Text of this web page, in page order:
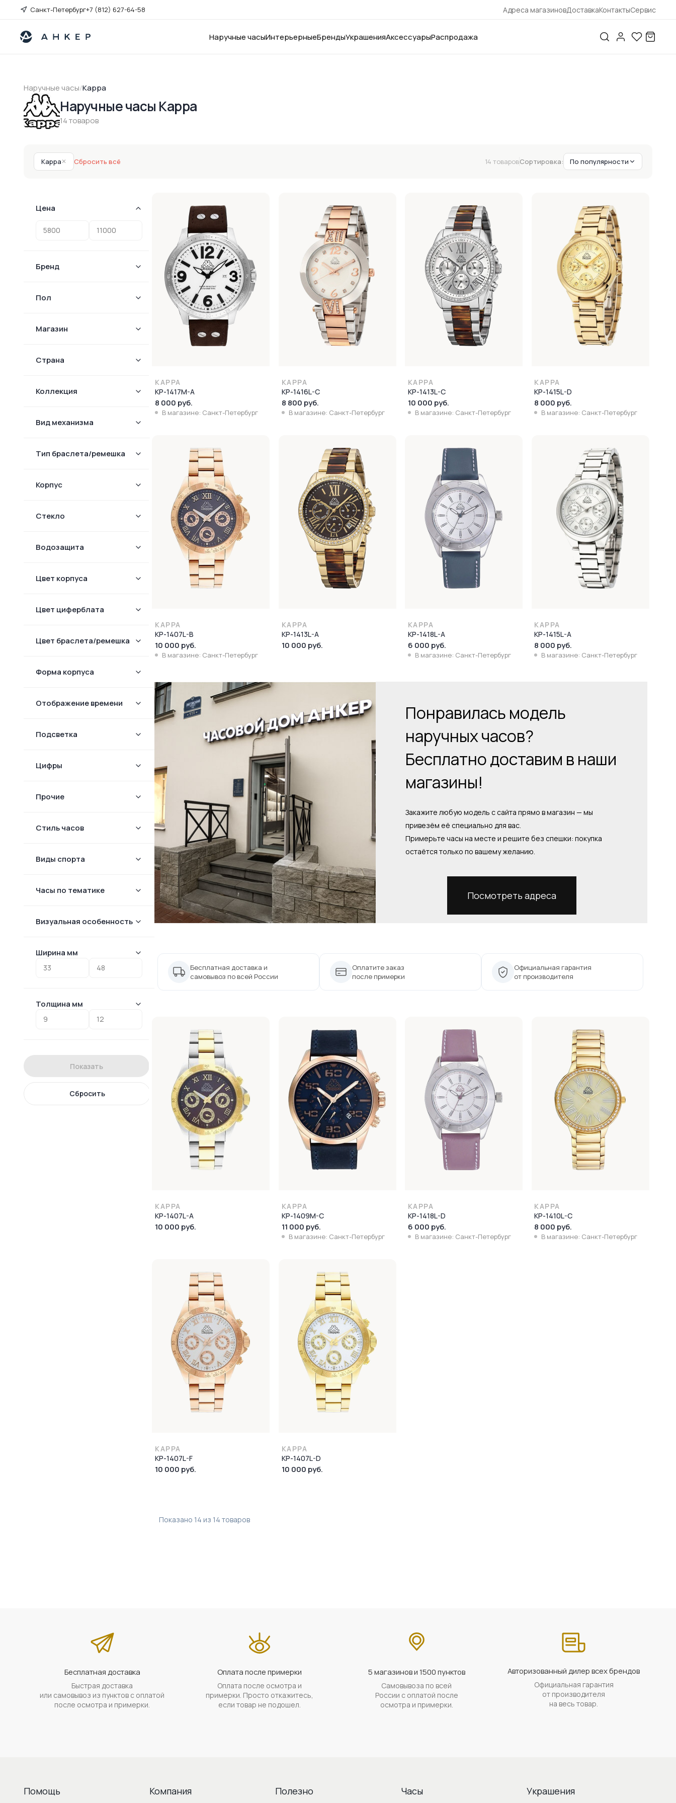
Санкт-Петербург+7 (812) 627-64-58 Адреса магазиновДоставкаКонтактыСервис
Наручные часыИнтерьерныеБрендыУкрашенияАксессуарыРаспродажа
Наручные часы/Kappa
Наручные часы Kappa
14 товаров
Kappa✕ Сбросить всё 14 товаровСортировка: По популярности
Цена
Бренд
Пол
Магазин
Страна
Коллекция
Вид механизма
Тип браслета/ремешка
Корпус
Стекло
Водозащита
Цвет корпуса
Цвет циферблата
Цвет браслета/ремешка
Форма корпуcа
Отображение времени
Подсветка
Цифры
Прочие
Стиль часов
Виды спорта
Часы по тематике
Визуальная особенность
Ширина мм
Толщина мм
Показать
Сбросить
KAPPA
KP-1417M-A
8 000 руб.
В магазине: Санкт-Петербург
KAPPA
KP-1416L-C
8 800 руб.
В магазине: Санкт-Петербург
KAPPA
KP-1413L-C
10 000 руб.
В магазине: Санкт-Петербург
KAPPA
KP-1415L-D
8 000 руб.
В магазине: Санкт-Петербург
KAPPA
KP-1407L-B
10 000 руб.
В магазине: Санкт-Петербург
KAPPA
KP-1413L-A
10 000 руб.
KAPPA
KP-1418L-A
6 000 руб.
В магазине: Санкт-Петербург
KAPPA
KP-1415L-A
8 000 руб.
В магазине: Санкт-Петербург
Понравилась модель
наручных часов?
Бесплатно доставим в наши
магазины!
Закажите любую модель с сайта прямо в магазин — мы
привезём её специально для вас.
Примерьте часы на месте и решите без спешки: покупка
остаётся только по вашему желанию.
Посмотреть адреса
Бесплатная доставка и
самовывоз по всей России
Оплатите заказ
после примерки
Официальная гарантия
от производителя
KAPPA
KP-1407L-A
10 000 руб.
KAPPA
KP-1409M-C
11 000 руб.
В магазине: Санкт-Петербург
KAPPA
KP-1418L-D
6 000 руб.
В магазине: Санкт-Петербург
KAPPA
KP-1410L-C
8 000 руб.
В магазине: Санкт-Петербург
KAPPA
KP-1407L-F
10 000 руб.
KAPPA
KP-1407L-D
10 000 руб.
Показано 14 из 14 товаров
Бесплатная доставка
Быстрая доставка
или самовывоз из пунктов с оплатой
после осмотра и примерки.
Оплата после примерки
Оплата после осмотра и
примерки. Просто откажитесь,
если товар не подошел.
5 магазинов и 1500 пунктов
Самовывоза по всей
России с оплатой после
осмотра и примерки.
Авторизованный дилер всех брендов
Официальная гарантия
от производителя
на весь товар.
Помощь Компания Полезно Часы Украшения